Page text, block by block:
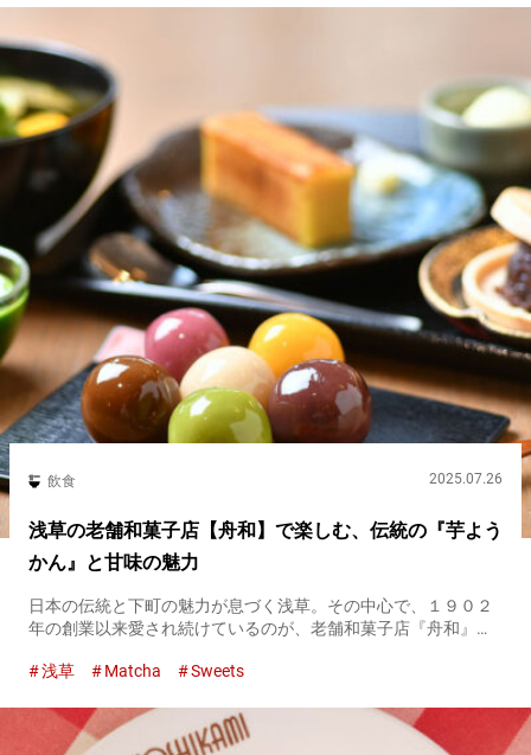
飲食 2025.07.26
浅草の老舗和菓子店【舟和】で楽しむ、伝統の『芋よう
かん』と甘味の魅力
日本の伝統と下町の魅力が息づく浅草。その中心で、１９０２
年の創業以来愛され続けているのが、老舗和菓子店『舟和』で
味を活かした絶品の和菓子や甘味がそろいます。 本店では喫茶
浅草 Matcha Sweets